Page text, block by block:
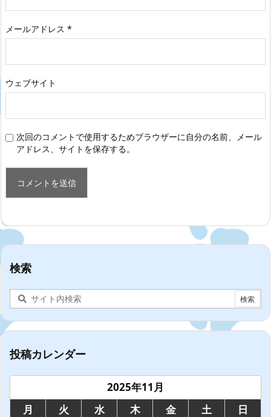
メールアドレス *
ウェブサイト
次回のコメントで使用するためブラウザーに自分の名前、メール
アドレス、サイトを保存する。
検索
投稿カレンダー
2025年11月
月
火 水 木 金 土
日